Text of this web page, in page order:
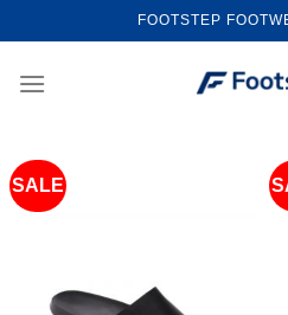
to
content
FOOTSTEP
SALE